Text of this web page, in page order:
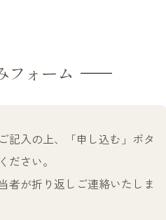
フォーム
記入の上、「申し込む」ボタ
ださい。
者が折り返しご連絡いたしま